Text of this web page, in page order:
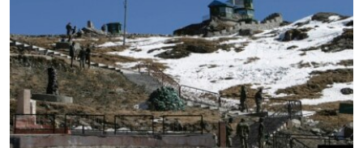
航
跳
转
到
检
索
中东
欧洲
非洲
美洲
人权·法律·宗教
科教·文娱·体健
军事
劳工
热点专题
白宫要闻
国会报道
美中关系
VOA视频
VOA今日焦点
中文广播